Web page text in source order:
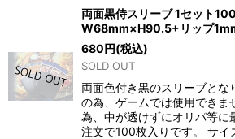
両面黒侍スリーブ 1セット
W68mm×H90.5+リップ
680円(税込)
SOLD OUT
両面色付き黒のスリーブとな
の為、ゲームでは使用できま
為、中が透けずにオリパ等に
注文で100枚入りです。 サ